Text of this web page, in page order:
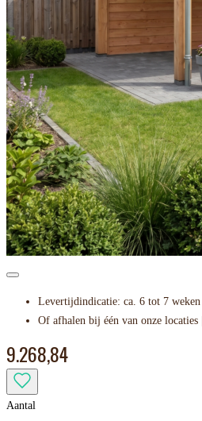
Levertijdindicatie: ca. 6 tot 7 weken
Of afhalen bij één van onze locaties |
9.268,84
Aantal